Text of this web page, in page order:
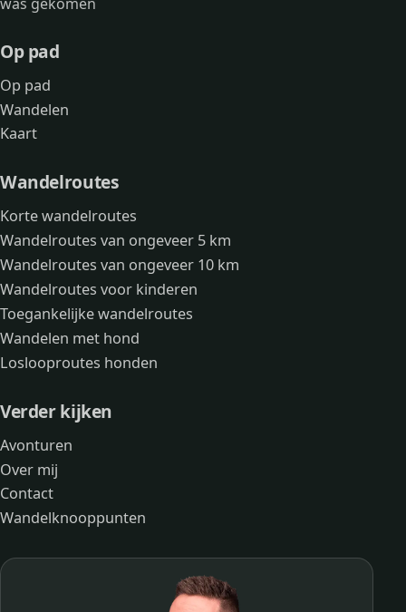
Op pad
Op pad
Wandelen
Kaart
Wandelroutes
Korte wandelroutes
Wandelroutes van ongeveer 5 km
Wandelroutes van ongeveer 10 km
Wandelroutes voor kinderen
Toegankelijke wandelroutes
Wandelen met hond
Loslooproutes honden
Verder kijken
Avonturen
Over mij
Contact
Wandelknooppunten